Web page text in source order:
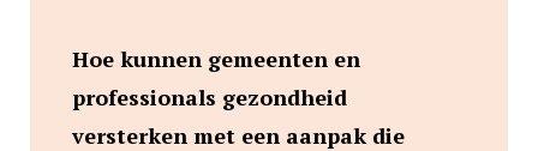
Hoe kunnen gemeenten en
professionals gezondheid
versterken met een aanpak die